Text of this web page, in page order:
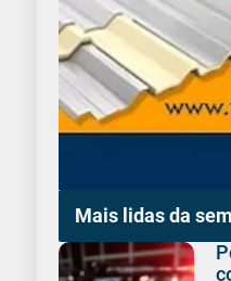
Mais lidas da